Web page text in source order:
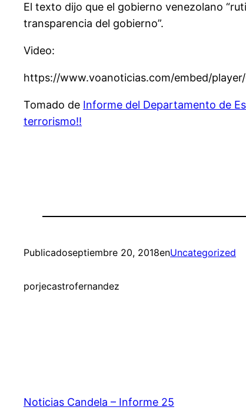
El texto dijo que el gobierno venezolano
transparencia del gobierno”.
Video:
https://www.voanoticias.com/embed/
Tomado de Informe del Departamento de
terrorismo!!
Publicadoseptiembre 20, 2018enUncategorized
porjecastrofernandez
Noticias Candela – Informe 25